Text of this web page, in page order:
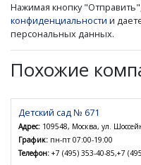
Нажимая кнопку
конфиденциальности и
персональных данных.
Похожие
Детский сад № 671
Адрес: 109548, Москва, ул.
График: пн-пт 07:00-19:00
Телефон: +7 (495) 353-40-85,+7